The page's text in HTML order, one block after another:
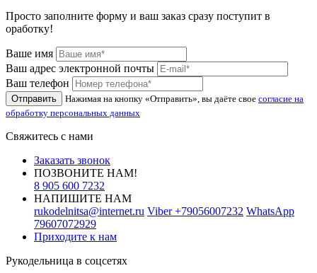
Просто заполните форму и ваш заказ сразу поступит в
оработку!
Ваше имя
Ваш адрес электронной почты
Ваш телефон
Отправить Нажимая на кнопку «Отправить», вы даёте свое согласие на
обработку персональных данных
Свяжитесь с нами
Заказать звонок
ПОЗВОНИТЕ НАМ!
8 905 600 7232
НАПИШИТЕ НАМ
rukodelnitsa@internet.ru Viber+79056007232 WhatsApp
79607072929
Приходите к нам
Рукодельница в соцсетях